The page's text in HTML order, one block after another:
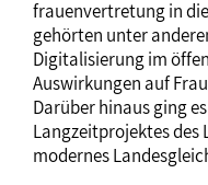
frauenvertretung in
gehörten unter
Digitalisierung im
Auswirkungen auf
Darüber hinaus ging
Langzeitprojektes des
modernes